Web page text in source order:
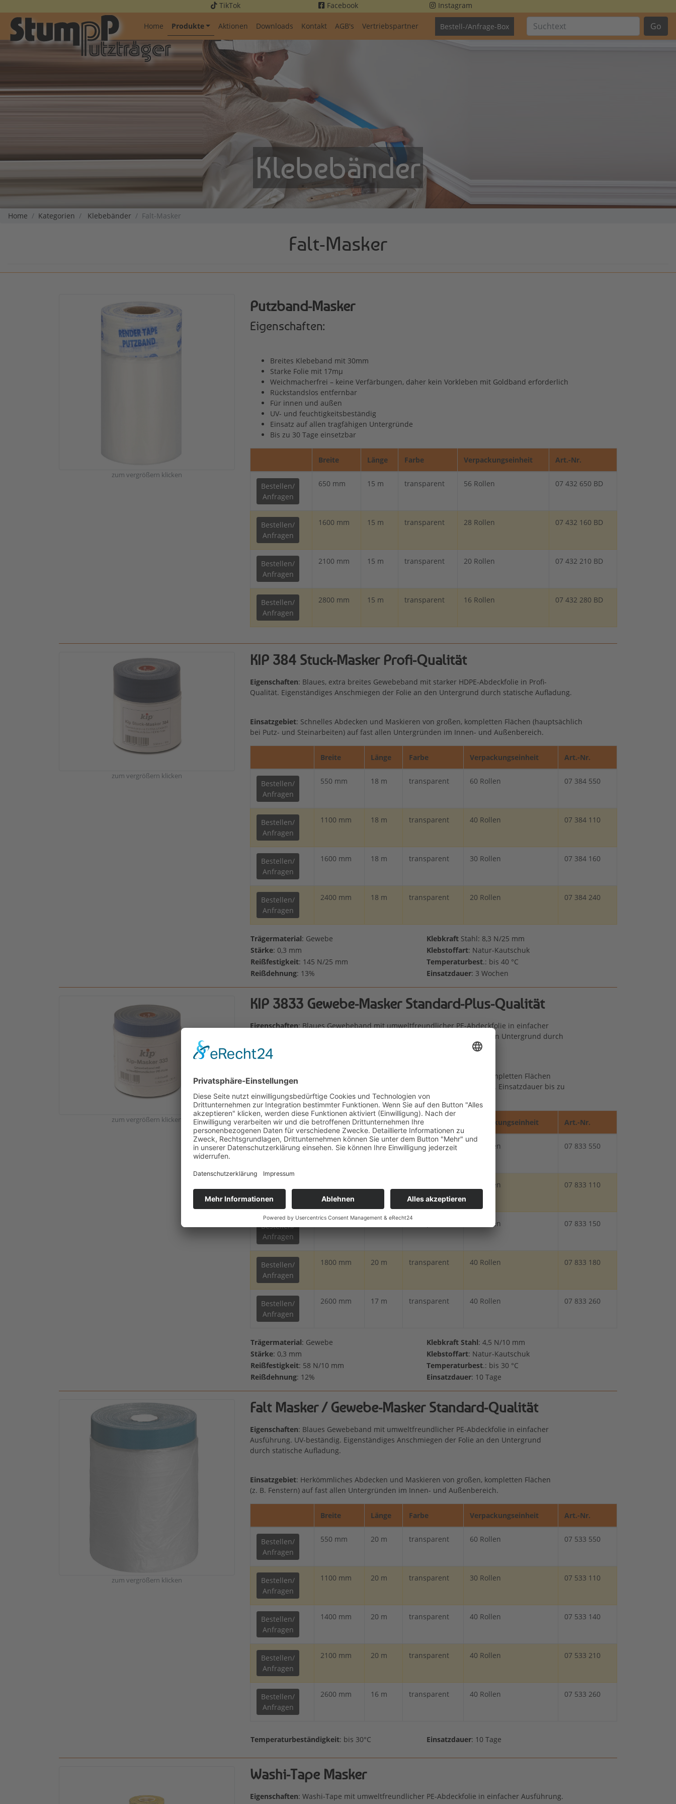
TikTok Facebook Instagram
Home(current)
Produkte Aktionen Downloads Kontakt AGB's Vertriebspartner Bestell-/Anfrage-Box Go
Klebebänder
Home Kategorien Klebebänder Falt-Masker
Falt-Masker
zum vergrößern klicken
Putzband-Masker
Eigenschaften:
Breites Klebeband mit 30mm
Starke Folie mit 17mµ
Weichmacherfrei – keine Verfärbungen, daher kein Vorkleben mit Goldband erforderlich
Rückstandslos entfernbar
Für innen und außen
UV- und feuchtigkeitsbeständig
Einsatz auf allen tragfähigen Untergründe
Bis zu 30 Tage einsetzbar
Breite Länge Farbe Verpackungseinheit Art.-Nr.
Bestellen/
Anfragen
650 mm 15 m transparent 56 Rollen 07 432 650 BD
Bestellen/
Anfragen
1600 mm 15 m transparent 28 Rollen 07 432 160 BD
Bestellen/
Anfragen
2100 mm 15 m transparent 20 Rollen 07 432 210 BD
Bestellen/
Anfragen
2800 mm 15 m transparent 16 Rollen 07 432 280 BD
zum vergrößern klicken
KIP 384 Stuck-Masker Profi-Qualität
Eigenschaften: Blaues, extra breites Gewebeband mit starker HDPE-Abdeckfolie in Profi-
Qualität. Eigenständiges Anschmiegen der Folie an den Untergrund durch statische Aufladung.
Einsatzgebiet: Schnelles Abdecken und Maskieren von großen, kompletten Flächen (hauptsächlich
bei Putz- und Steinarbeiten) auf fast allen Untergründen im Innen- und Außenbereich.
Breite Länge Farbe Verpackungseinheit Art.-Nr.
Bestellen/
Anfragen
550 mm 18 m transparent 60 Rollen 07 384 550
Bestellen/
Anfragen
1100 mm 18 m transparent 40 Rollen 07 384 110
Bestellen/
Anfragen
1600 mm 18 m transparent 30 Rollen 07 384 160
Bestellen/
Anfragen
2400 mm 18 m transparent 20 Rollen 07 384 240
Trägermaterial: Gewebe Klebkraft Stahl: 8,3 N/25 mm
Stärke: 0,3 mm Klebstoffart: Natur-Kautschuk
Reißfestigkeit: 145 N/25 mm Temperaturbest.: bis 40 °C
Reißdehnung: 13% Einsatzdauer: 3 Wochen
zum vergrößern klicken
KIP 3833 Gewebe-Masker Standard-Plus-Qualität
Eigenschaften: Blaues Gewebeband mit umweltfreundlicher PE-Abdeckfolie in einfacher
Ausführung. UV-beständig. Eigenständiges Anschmiegen der Folie an den Untergrund durch
statische Aufladung.
Einsatzgebiet
: Herkömmliches Abdecken und Maskieren von großen, kompletten Flächen
(z.B. Fenstern) auf fast allen Untergründen im Innen- und Außenbereich. Einsatzdauer bis zu
10 Tage.
Breite Länge Farbe Verpackungseinheit Art.-Nr.
Bestellen/
550 mm 20 m transparent 60 Rollen 07 833 550
Bestellen/
Anfragen
30 Rollen 07 833 110
Bestellen/
Anfragen
40 Rollen 07 833 150
Bestellen/
Anfragen
1800 mm 20 m transparent 40 Rollen 07 833 180
Bestellen/
Anfragen
2600 mm 17 m transparent 40 Rollen 07 833 260
Trägermaterial: Gewebe Klebkraft Stahl: 4,5 N/10 mm
Stärke: 0,3 mm Klebstoffart: Natur-Kautschuk
Reißfestigkeit: 58 N/10 mm Temperaturbest.: bis 30 °C
Reißdehnung: 12% Einsatzdauer: 10 Tage
zum vergrößern klicken
Falt Masker / Gewebe-Masker Standard-Qualität
Eigenschaften: Blaues Gewebeband mit umweltfreundlicher PE-Abdeckfolie in einfacher
Ausführung. UV-beständig. Eigenständiges Anschmiegen der Folie an den Untergrund
durch statische Aufladung.
Einsatzgebiet: Herkömmliches Abdecken und Maskieren von großen, kompletten Flächen
(z. B. Fenstern) auf fast allen Untergründen im Innen- und Außenbereich.
Breite Länge Farbe Verpackungseinheit Art.-Nr.
Bestellen/
Anfragen
550 mm 20 m transparent 60 Rollen 07 533 550
Bestellen/
Anfragen
1100 mm 20 m transparent 30 Rollen 07 533 110
Bestellen/
Anfragen
1400 mm 20 m transparent 40 Rollen 07 533 140
Bestellen/
Anfragen
2100 mm 20 m transparent 40 Rollen 07 533 210
Bestellen/
Anfragen
2600 mm 16 m transparent 40 Rollen 07 533 260
Temperaturbeständigkeit: bis 30°C Einsatzdauer: 10 Tage
Washi-Tape Masker
Eigenschaften: Washi-Tape mit umweltfreundlicher PE-Abdeckfolie in einfacher Ausführung.